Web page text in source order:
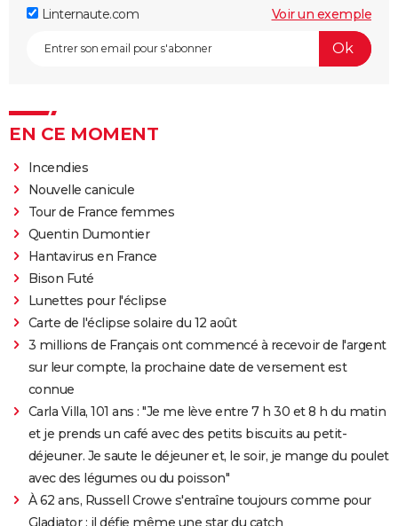
Linternaute.com Voir un exemple
EN CE MOMENT
Incendies
Nouvelle canicule
Tour de France femmes
Quentin Dumontier
Hantavirus en France
Bison Futé
Lunettes pour l'éclipse
Carte de l'éclipse solaire du 12 août
3 millions de Français ont commencé à recevoir de l'argent
sur leur compte, la prochaine date de versement est
connue
Carla Villa, 101 ans : "Je me lève entre 7 h 30 et 8 h du matin
et je prends un café avec des petits biscuits au petit-
déjeuner. Je saute le déjeuner et, le soir, je mange du poulet
avec des légumes ou du poisson"
À 62 ans, Russell Crowe s'entraîne toujours comme pour
Gladiator : il défie même une star du catch